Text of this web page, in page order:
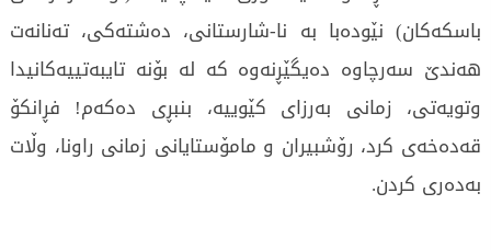
باسكه‌كان) نێوده‌با به‌ نا-شارستانی، ده‌شته‌كی، ته‌نانه‌ت
هه‌ندێ سه‌رچاوه‌ ده‌یگێڕنه‌وه‌ كه‌ له‌ بۆنه‌ تایبه‌تییه‌كانیدا
وتویه‌تی، زمانی به‌رزای كێوییه‌، بنبڕی ده‌كه‌م! فڕانكۆ
قه‌ده‌خه‌ی كرد، رۆشبیران و مامۆستایانی زمانی راونا، وڵات
به‌ده‌ری كردن.